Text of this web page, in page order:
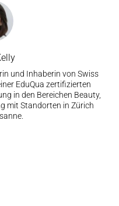
und Inhaberin von Swiss
EduQua zertifizierten
in den Bereichen Beauty,
mit Standorten in Zürich